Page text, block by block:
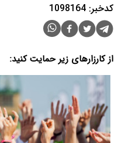
کدخبر: 1098164
از کارزارهای زیر حمایت کنید: